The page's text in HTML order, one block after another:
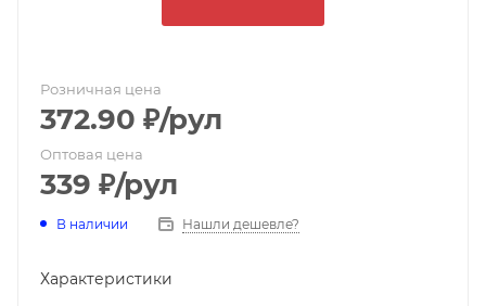
Розничная цена
372.90 ₽/рул
Оптовая цена
339 ₽/рул
В наличии Нашли дешевле?
Характеристики